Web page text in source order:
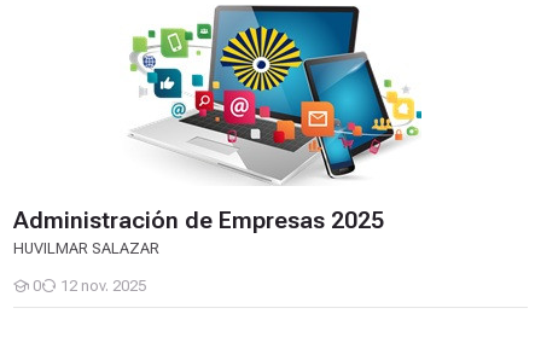
Administración de Empresas 2025
HUVILMAR SALAZAR
0
Estudiantes
12 nov. 2025
Administración de Empresas 2025